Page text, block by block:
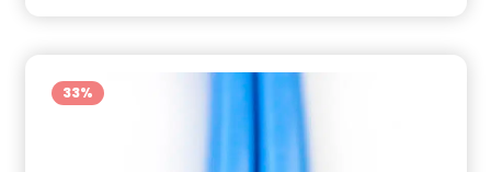
33%